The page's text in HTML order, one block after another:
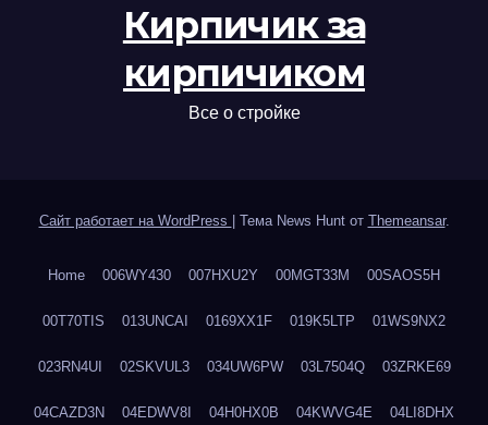
Кирпичик за
кирпичиком
Все о стройке
Сайт работает на WordPress Тема News Hunt от Themeansar.
Home 006WY430 007HXU2Y 00MGT33M 00SAOS5H
00T70TIS 013UNCAI 0169XX1F 019K5LTP 01WS9NX2
023RN4UI 02SKVUL3 034UW6PW 03L7504Q 03ZRKE69
04CAZD3N 04EDWV8I 04H0HX0B 04KWVG4E 04LI8DHX